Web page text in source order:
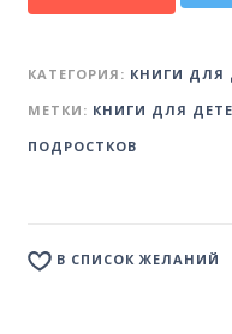
КАТЕГОРИЯ: КНИГИ ДЛЯ
МЕТКИ: КНИГИ ДЛЯ
ПОДРОСТКОВ
В СПИСОК ЖЕЛАНИЙ